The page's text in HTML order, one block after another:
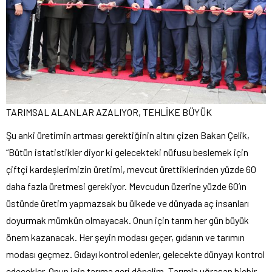
TARIMSAL ALANLAR AZALIYOR, TEHLİKE BÜYÜK
Şu anki üretimin artması gerektiğinin altını çizen Bakan Çelik,
“Bütün istatistikler diyor ki gelecekteki nüfusu beslemek için
çiftçi kardeşlerimizin üretimi, mevcut ürettiklerinden yüzde 60
daha fazla üretmesi gerekiyor. Mevcudun üzerine yüzde 60’ın
üstünde üretim yapmazsak bu ülkede ve dünyada aç insanları
doyurmak mümkün olmayacak. Onun için tarım her gün büyük
önem kazanacak. Her şeyin modası geçer, gıdanın ve tarımın
modası geçmez. Gıdayı kontrol edenler, gelecekte dünyayı kontrol